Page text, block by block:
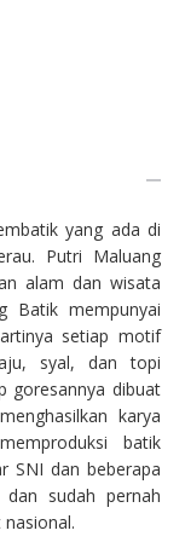
yang ada di
Putri Maluang
alam dan wisata
Batik mempunyai
setiap motif
syal, dan topi
goresannya dibuat
karya
batik
SNI dan beberapa
sudah pernah